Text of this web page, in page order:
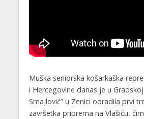
Muška seniorska košarkaška
i Hercegovine danas je u
Smajlović” u Zenici odradila prvi
završetka priprema na Vlašiću,